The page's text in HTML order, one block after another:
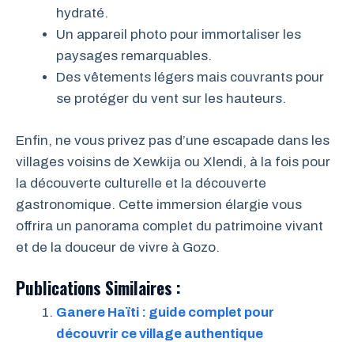
hydraté.
Un appareil photo pour immortaliser les
paysages remarquables.
Des vêtements légers mais couvrants pour
se protéger du vent sur les hauteurs.
Enfin, ne vous privez pas d’une escapade dans les
villages voisins de Xewkija ou Xlendi, à la fois pour
la découverte culturelle et la découverte
gastronomique. Cette immersion élargie vous
offrira un panorama complet du patrimoine vivant
et de la douceur de vivre à Gozo.
Publications Similaires :
Ganere Haïti : guide complet pour
découvrir ce village authentique